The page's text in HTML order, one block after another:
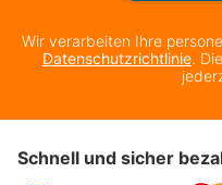
Wir verarbeiten Ihre
Datenschutzrichtlinie.
Schnell und sicher